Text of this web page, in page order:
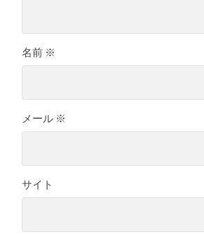
名前 ※
メール ※
サイト